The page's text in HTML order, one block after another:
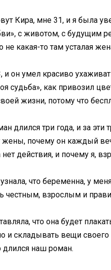
Кира, мне 31, и я была
с животом, с будущим
не какая-то там усталая
и он умел красиво
судьба», как привозил
жизни, потому что
длился три года, и за эти
почему он каждый
нет действия, и почему я,
что беременна, у
честным, взрослым и
что она будет
и складывать вещи своего
длился наш роман.